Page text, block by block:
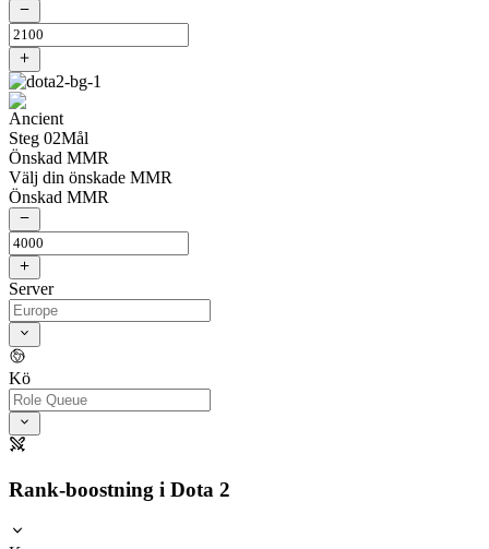
Steg 02Mål
Önskad MMR
Välj din önskade MMR
Önskad MMR
Server
Kö
Rank-boostning i Dota 2